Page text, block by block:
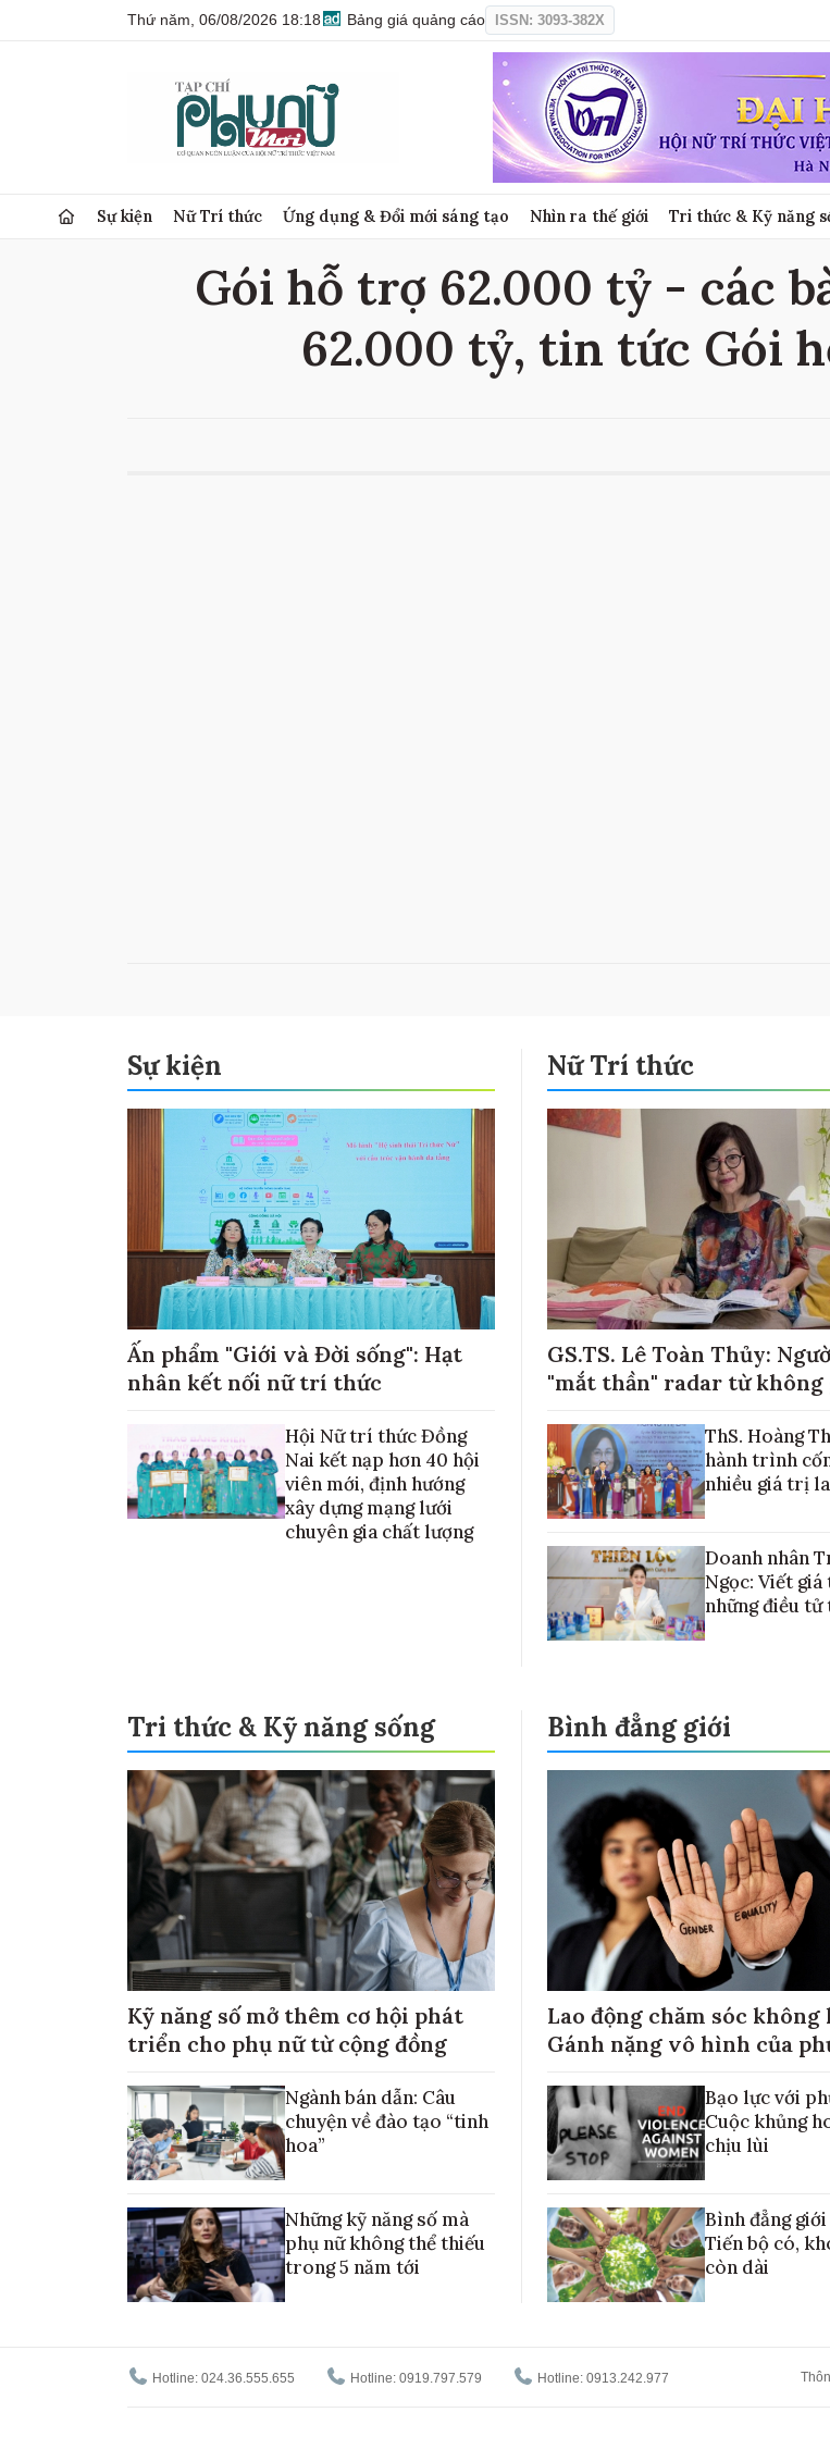
Thứ năm, 06/08/2026 18:18 Bảng giá quảng cáo ISSN: 3093-382X
Sự kiện Nữ Trí thức Ứng dụng & Đổi mới sáng tạo Nhìn ra thế giới Tri thức & Kỹ năng
Gói hỗ trợ 62.000 tỷ - các
62.000 tỷ, tin tức Gói
Sự kiện
Ấn phẩm "Giới và Đời sống": Hạt
nhân kết nối nữ trí thức
Hội Nữ trí thức Đồng
Nai kết nạp hơn 40 hội
viên mới, định hướng
xây dựng mạng lưới
chuyên gia chất lượng
Nữ Trí thức
GS.TS. Lê Toàn Thủy:
"mắt thần" radar từ không
ThS. Hoàng
hành trình
nhiều giá trị
Doanh nhân
Ngọc: Viết
những điều tử
Tri thức & Kỹ năng sống
Kỹ năng số mở thêm cơ hội phát
triển cho phụ nữ từ cộng đồng
Ngành bán dẫn: Câu
chuyện về đào tạo “tinh
hoa”
Những kỹ năng số mà
phụ nữ không thể thiếu
trong 5 năm tới
Bình đẳng giới
Lao động chăm sóc không
Gánh nặng vô hình của
Bạo lực với
Cuộc khủng
chịu lùi
Bình đẳng
Tiến bộ có,
còn dài
Hotline: 024.36.555.655 Hotline: 0919.797.579 Hotline: 0913.242.977